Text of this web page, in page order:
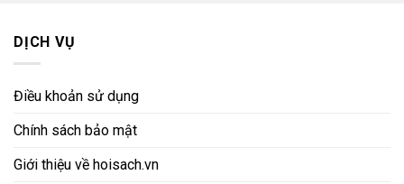
DỊCH VỤ
Điều khoản sử dụng
Chính sách bảo mật
Giới thiệu về hoisach.vn